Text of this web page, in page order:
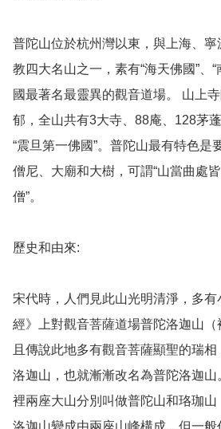
普陀山位於杭州灣以東，與上海、
教四大名山之一，素有“海天佛國”、
國最著名最靈異的觀音道場。 山上
郁，全山共有3大寺、88庵、128茅
“震旦第一佛國”。普陀山最有特色是
僧尼、大廟和大樹，可謂“山當曲處
僧”。
歷史和由來:
宋代時，人們見此山光明清淨，多
經》上對觀音菩薩道場普陀洛迦山（
且傳說此地多有觀音菩薩顯聖的瑞
洛迦山，也就漸漸改名為普陀洛迦
裡兩座大山分別叫做普陀山和珞珈